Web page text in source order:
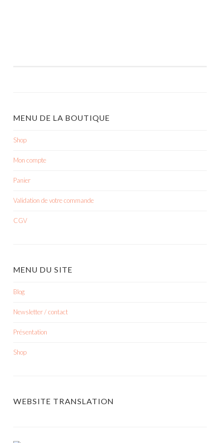
MENU DE LA BOUTIQUE
Shop
Mon compte
Panier
Validation de votre commande
CGV
MENU DU SITE
Blog
Newsletter / contact
Présentation
Shop
WEBSITE TRANSLATION